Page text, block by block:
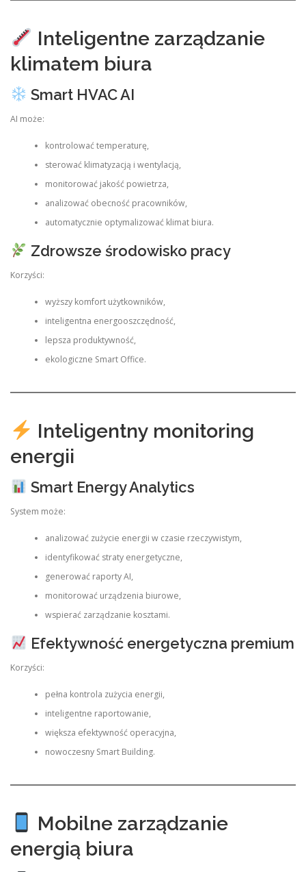
Inteligentne zarządzanie
klimatem biura
Smart HVAC AI
AI może:
kontrolować temperaturę,
sterować klimatyzacją i wentylacją,
monitorować jakość powietrza,
analizować obecność pracowników,
automatycznie optymalizować klimat biura.
Zdrowsze środowisko pracy
Korzyści:
wyższy komfort użytkowników,
inteligentna energooszczędność,
lepsza produktywność,
ekologiczne Smart Office.
Inteligentny monitoring
energii
Smart Energy Analytics
System może:
analizować zużycie energii w czasie rzeczywistym,
identyfikować straty energetyczne,
generować raporty AI,
monitorować urządzenia biurowe,
wspierać zarządzanie kosztami.
Efektywność energetyczna premium
Korzyści:
pełna kontrola zużycia energii,
inteligentne raportowanie,
większa efektywność operacyjna,
nowoczesny Smart Building.
Mobilne zarządzanie
energią biura